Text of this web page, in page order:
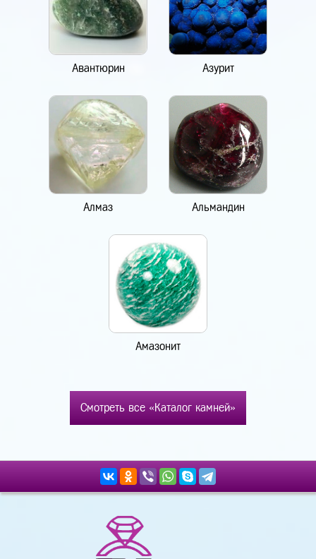
Авантюрин Азурит
Алмаз Альмандин
Амазонит
Смотреть все «Каталог камней»